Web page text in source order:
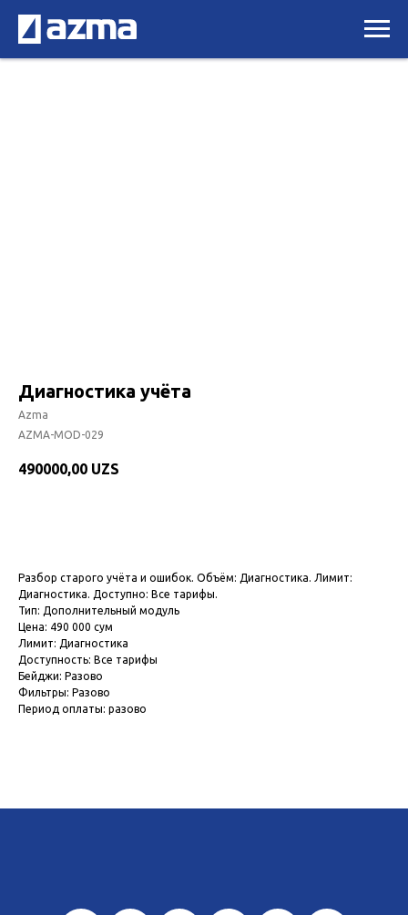
Диагностика учёта
Azma
AZMA-MOD-029
490000,00 UZS
Разбор старого учёта и ошибок. Объём: Диагностика. Лимит:
Диагностика. Доступно: Все тарифы.
Тип: Дополнительный модуль
Цена: 490 000 сум
Лимит: Диагностика
Доступность: Все тарифы
Бейджи: Разово
Фильтры: Разово
Период оплаты: разово